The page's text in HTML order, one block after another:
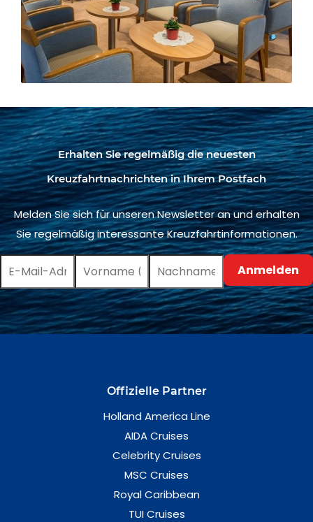
Erhalten Sie regelmäßig die neuesten
Kreuzfahrtnachrichten in Ihrem Postfach
Melden Sie sich für unseren Newsletter an und erhalten
Sie regelmäßig interessante Kreuzfahrtinformationen.
Offizielle Partner
Holland America Line
AIDA Cruises
Celebrity Cruises
MSC Cruises
Royal Caribbean
TUI Cruises